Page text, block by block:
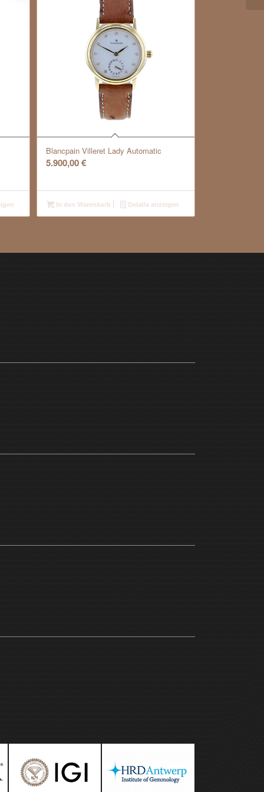
Blancpain Villeret Lady Automatic
5.900,00€
In den Warenkorb Details anzeigen